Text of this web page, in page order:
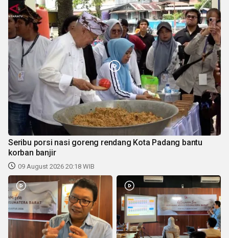
Seribu porsi nasi goreng rendang Kota Padang bantu
korban banjir
09 August 2026 20:18 WIB